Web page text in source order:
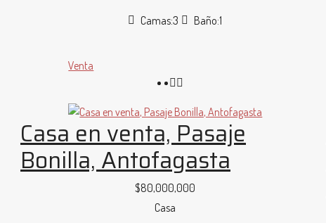
Camas:3 Baño:1
Venta
Casa en venta, Pasaje
Bonilla, Antofagasta
$80,000,000
Casa